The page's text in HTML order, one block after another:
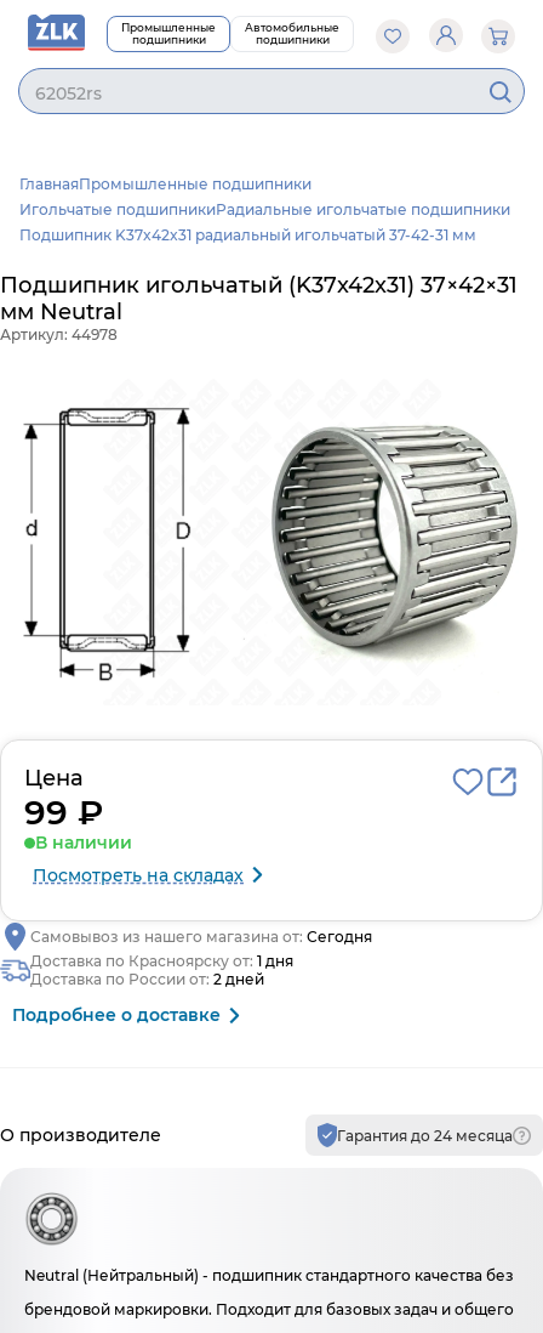
Промышленные
подшипники
Автомобильные
подшипники
62052rs
ГлавнаяПромышленные подшипники
Игольчатые подшипникиРадиальные игольчатые подшипники
Подшипник K37x42x31 радиальный игольчатый 37-42-31 мм
Подшипник игольчатый (K37x42x31) 37×42×31
мм Neutral
Артикул: 44978
Цена
99 ₽
В наличии
Посмотреть на складах
Самовывоз из нашего магазина от: Сегодня
Доставка по Красноярску от: 1 дня
Доставка по России от: 2 дней
Подробнее о доставке
О производителе
Гарантия до 24 месяца
Neutral (Нейтральный) - подшипник стандартного качества без
брендовой маркировки. Подходит для базовых задач и общего